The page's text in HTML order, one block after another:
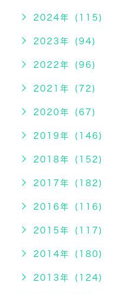
2024年 (115)
2023年 (94)
2022年 (96)
2021年 (72)
2020年 (67)
2019年 (146)
2018年 (152)
2017年 (182)
2016年 (116)
2015年 (117)
2014年 (180)
2013年 (124)